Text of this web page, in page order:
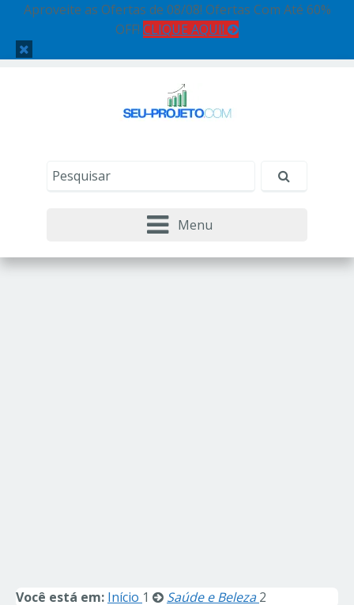
Aproveite as Ofertas de 08/08! Ofertas Com Até 60%
OFF! CLIQUE AQUI!
Menu
Você está em: Início 1 Saúde e Beleza 2